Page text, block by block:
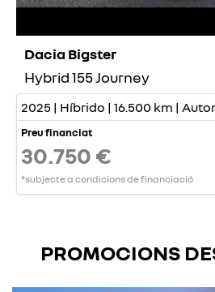
Dacia Bigster
Hybrid 155 Journey
2025 | Híbrido | 16.500 km |
Preu financiat
30.750 €
*subjecte a condicions de financiació
PROMOCIONS